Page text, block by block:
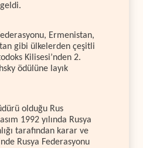
Ermenistan,
gibi ülkelerden çeşitli
Kilisesi’nden 2.
ödülüne layık
olduğu Rus
1992 yılında Rusya
tarafından karar ve
Rusya Federasyonu